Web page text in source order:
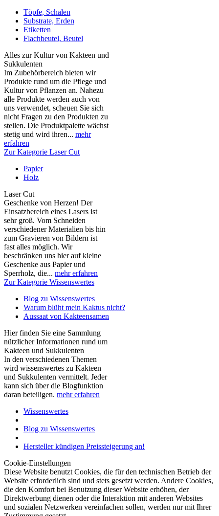
Töpfe, Schalen
Substrate, Erden
Etiketten
Flachbeutel, Beutel
Alles zur Kultur von Kakteen und
Sukkulenten
Im Zubehörbereich bieten wir
Produkte rund um die Pflege und
Kultur von Pflanzen an. Nahezu
alle Produkte werden auch von
uns verwendet, scheuen Sie sich
nicht Fragen zu den Produkten zu
stellen. Die Produktpalette wächst
stetig und wird ihren... mehr
erfahren
Zur Kategorie Laser Cut
Papier
Holz
Laser Cut
Geschenke von Herzen! Der
Einsatzbereich eines Lasers ist
sehr groß. Vom Schneiden
verschiedener Materialien bis hin
zum Gravieren von Bildern ist
fast alles möglich. Wir
beschränken uns hier auf kleine
Geschenke aus Papier und
Sperrholz, die... mehr erfahren
Zur Kategorie Wissenswertes
Blog zu Wissenswertes
Warum blüht mein Kaktus nicht?
Aussaat von Kakteensamen
Hier finden Sie eine Sammlung
nützlicher Informationen rund um
Kakteen und Sukkulenten
In den verschiedenen Themen
wird wissenswertes zu Kakteen
und Sukkulenten vermittelt. Jeder
kann sich über die Blogfunktion
daran beteiligen. mehr erfahren
Wissenswertes
Blog zu Wissenswertes
Hersteller kündigen Preissteigerung an!
Cookie-Einstellungen
Diese Website benutzt Cookies, die für den technischen Betrieb der
Website erforderlich sind und stets gesetzt werden. Andere Cookies,
die den Komfort bei Benutzung dieser Website erhöhen, der
Direktwerbung dienen oder die Interaktion mit anderen Websites
und sozialen Netzwerken vereinfachen sollen, werden nur mit Ihrer